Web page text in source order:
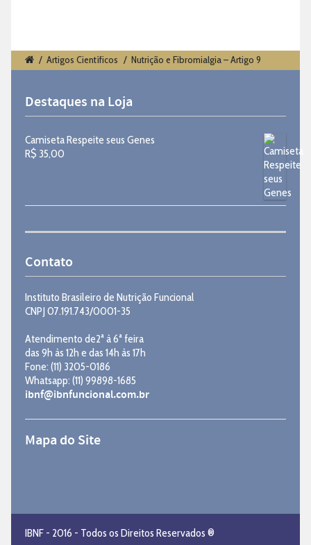
/ Artigos Científicos / Nutrição e Fibromialgia – Artigo 9
Destaques na Loja
Camiseta Respeite seus Genes
R$ 35,00
Contato
Instituto Brasileiro de Nutrição Funcional
CNPJ 07.191.743/0001-35
Atendimento de2ª à 6ª feira
das 9h às 12h e das 14h às 17h
Fone: (11) 3205-0186
Whatsapp: (11) 99898-1685
ibnf@ibnfuncional.com.br
Mapa do Site
IBNF - 2016 - Todos os Direitos Reservados ®